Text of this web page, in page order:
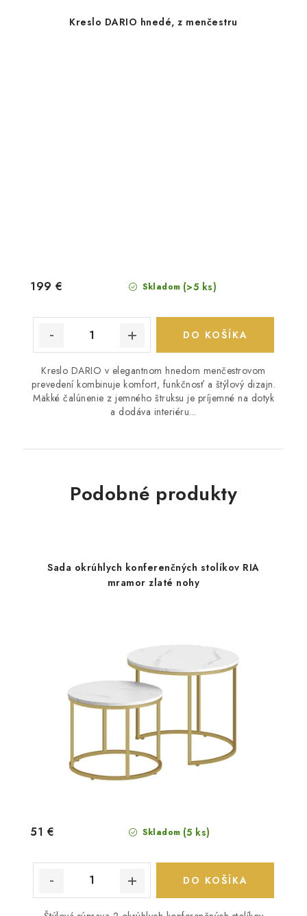
Kreslo DARIO hnedé, z menčestru
Skladom (>5 ks)
199 €
DO KOŠÍKA
Kreslo DARIO v elegantnom hnedom menčestrovom
prevedení kombinuje komfort, funkčnosť a štýlový dizajn.
Mäkké čalúnenie z jemného štruksu je príjemné na dotyk
a dodáva interiéru...
Podobné produkty
Sada okrúhlych konferenčných stolíkov RIA
mramor zlaté nohy
Skladom (5 ks)
51 €
DO KOŠÍKA